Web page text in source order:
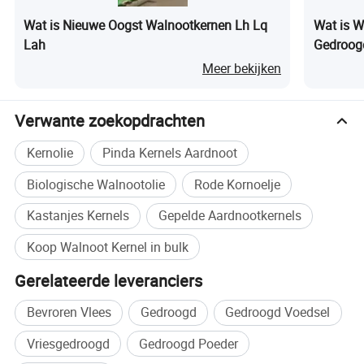
Onze Service :
- professioneel productie- en verkoopteam
- klantgerichte oplossing
- prompt reageren tijd
- geloofwaardigheid en integriteit
Wat is Nieuwe Oogst Walnootkernen Lh Lq
Lah
Meer bekijken
Wat is
Verwante zoekopdrachten
Kernolie
Pinda Kernels Aardnoot
Biologische Walnootolie
Rode Kornoelje
Kastanjes Kernels
Gepelde Aardnootkernels
Koop Walnoot Kernel in bulk
Gerelateerde leveranciers
Bevroren Vlees Gedroogd
Gedroogd Voedsel
Vriesgedroogd
Gedroogd Poeder